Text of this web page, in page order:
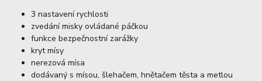
3 nastavení rychlosti
zvedání misky ovládané páčkou
funkce bezpečnostní zarážky
kryt mísy
nerezová mísa
dodávaný s mísou, šlehačem, hnětačem těsta a metlou